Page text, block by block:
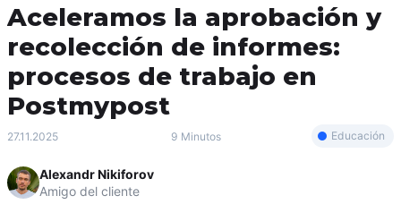
Aceleramos la aprobación y
recolección de informes:
procesos de trabajo en
Postmypost
27.11.2025 9 Minutos Educación
Alexandr Nikiforov
Amigo del cliente